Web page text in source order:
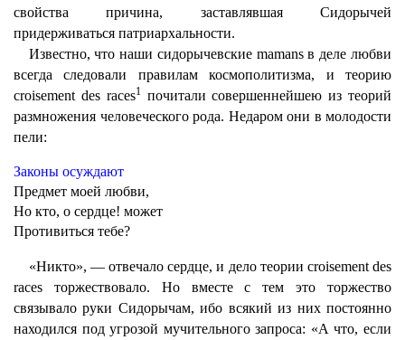
свойства причина, заставлявшая Сидорычей
придерживаться патриархальности.
Известно, что наши сидорычевские mamans в деле любви
всегда следовали правилам космополитизма, и теорию
croisement des races1почитали совершеннейшею из теорий
размножения человеческого рода. Недаром они в молодости
пели:
Законы осуждают
Предмет моей любви,
Но кто, о сердце! может
Противиться тебе?
«Никто», — отвечало сердце, и дело теории croisement des
races торжествовало. Но вместе с тем это торжество
связывало руки Сидорычам, ибо всякий из них постоянно
находился под угрозой мучительного запроса: «А что, если